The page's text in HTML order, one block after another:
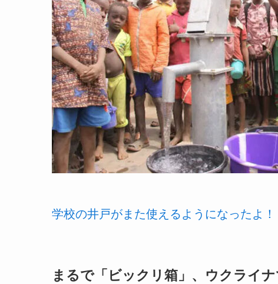
学校の井戸がまた使えるようになったよ！
まるで「ビックリ箱」、ウクライ